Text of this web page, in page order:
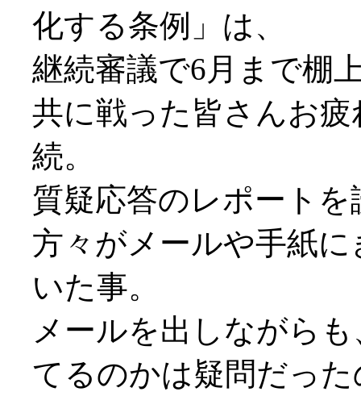
化する条例」は、
継続審議で6月まで棚
共に戦った皆さんお
続。
質疑応答のレポート
方々がメールや手紙
いた事。
メールを出しながら
てるのかは疑問だっ